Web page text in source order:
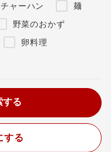
ャーハン
麺
野菜のおかず
卵料理
する